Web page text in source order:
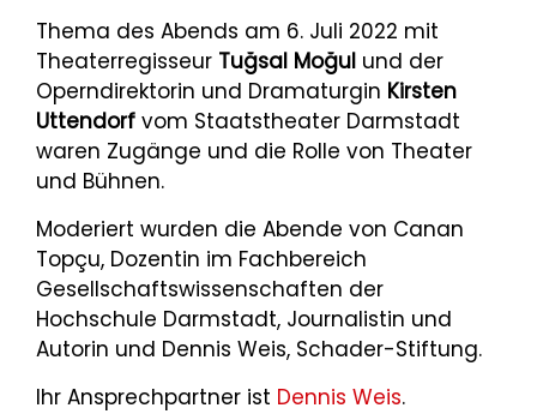
Thema des Abends am 6. Juli 2022 mit
Theaterregisseur Tuğsal Moğul und der
Operndirektorin und Dramaturgin Kirsten
Uttendorf vom Staatstheater Darmstadt
waren Zugänge und die Rolle von Theater
und Bühnen.
Moderiert wurden die Abende von Canan
Topçu, Dozentin im Fachbereich
Gesellschaftswissenschaften der
Hochschule Darmstadt, Journalistin und
Autorin und Dennis Weis, Schader-Stiftung.
Ihr Ansprechpartner ist Dennis Weis.